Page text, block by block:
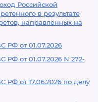
Российской
в результате
направленных на
РФ от 01.07.2026
РФ от 01.07.2026 N 272-
РФ от 17.06.2026 по делу